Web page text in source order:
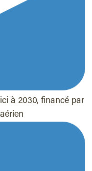
à 2030, financé par